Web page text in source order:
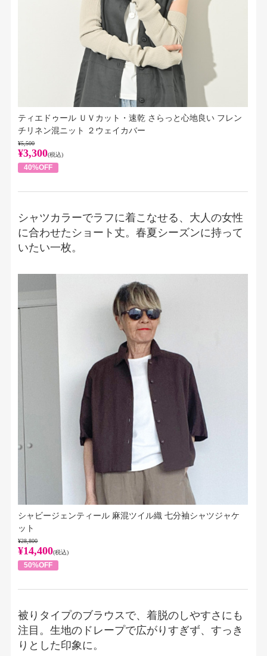
ティエドゥール ＵＶカット・速乾 さらっと心地良い フレン
チリネン混ニット ２ウェイカバー
¥5,500
¥3,300(税込)
40%OFF
シャツカラーでラフに着こなせる、大人の女性
に合わせたショート丈。春夏シーズンに持って
いたい一枚。
シャビージェンティール 麻混ツイル織 七分袖シャツジャケ
ット
¥28,800
¥14,400(税込)
50%OFF
被りタイプのブラウスで、着脱のしやすさにも
注目。生地のドレープで広がりすぎず、すっき
りとした印象に。